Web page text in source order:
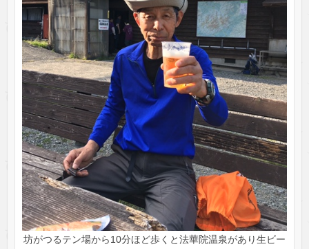
坊がつるテン場から10分ほど歩くと法華院温泉があり生ビー